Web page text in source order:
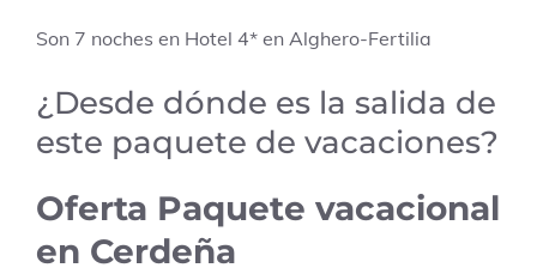
Son 7 noches en Hotel 4* en Alghero-Fertilia
¿Desde dónde es la salida de
este paquete de vacaciones?
Oferta Paquete vacacional
en Cerdeña